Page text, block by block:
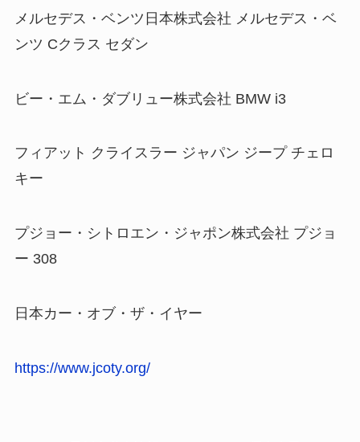
メルセデス・ベンツ日本株式会社 メルセデス・ベ
ンツ Cクラス セダン
ビー・エム・ダブリュー株式会社 BMW i3
フィアット クライスラー ジャパン ジープ チェロ
キー
プジョー・シトロエン・ジャポン株式会社 プジョ
ー 308
日本カー・オブ・ザ・イヤー
https://www.jcoty.org/